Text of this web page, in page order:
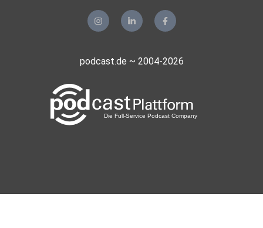
podcast.de ~ 2004-2026